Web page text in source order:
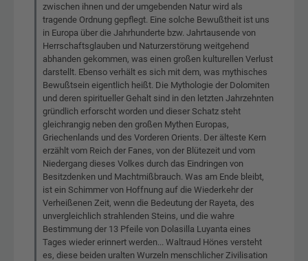
zwischen ihnen und der umgebenden Natur wird als
tragende Ordnung gepflegt. Eine solche Bewußtheit ist uns
in Europa über die Jahrhunderte bzw. Jahrtausende von
Herrschaftsglauben und Naturzerstörung weitgehend
abhanden gekommen, was einen großen kulturellen Verlust
darstellt. Ebenso verhält es sich mit dem, was mythisches
Bewußtsein eigentlich heißt. Die Mythologie der Dolomiten
und deren spiritueller Gehalt sind in den letzten Jahrzehnten
gründlich erforscht worden und dieser Schatz steht
gleichrangig neben den großen Mythen Europas,
Griechenlands und des Vorderen Orients. Der älteste Kern
erzählt vom Reich der Fanes, von der Blütezeit und vom
Niedergang dieses Volkes durch das Eindringen von
Besitzdenken und Machtmißbrauch. Was am Ende bleibt,
ist ein Schimmer von Hoffnung auf die Wiederkehr der
Verheißenen Zeit, wenn die Bedeutung der Rayeta, des
unvergleichlich strahlenden Steins, und die wahre
Bestimmung der 13 Pfeile von Dolasilla Luyanta eines
Tages wieder erinnert werden... Waltraud Hönes versteht
es, diese beiden uralten Wurzeln menschlicher Zivilisation